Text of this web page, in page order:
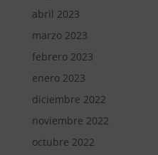
abril 2023
marzo 2023
febrero 2023
enero 2023
diciembre 2022
noviembre 2022
octubre 2022